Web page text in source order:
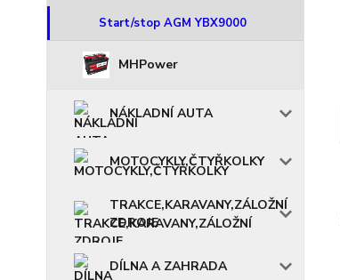
Start/stop AGM YBX9000
MHPower
NÁKLADNÍ AUTA
MOTOCYKLY,ČTYŘKOLKY
TRAKCE,KARAVANY,ZÁLOŽNÍ
ZDROJE
DÍLNA A ZAHRADA